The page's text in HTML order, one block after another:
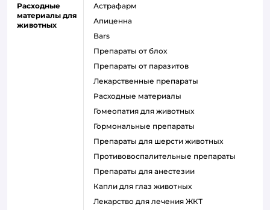
Расходные
материалы для
животных
Астрафарм
Апиценна
Bars
Препараты от блох
Препараты от паразитов
Лекарственные препараты
Расходные материалы
Гомеопатия для животных
Гормональные препараты
Препараты для шерсти животных
Противовоспалительные препараты
Препараты для анестезии
Капли для глаз животных
Лекарство для лечения ЖКТ